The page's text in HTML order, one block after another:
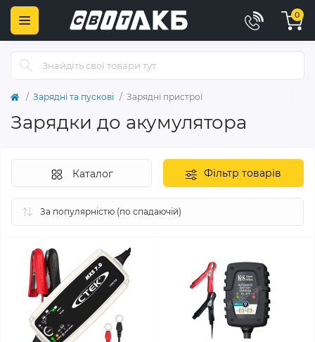
0
Зарядні та пускові Зарядні пристрої
Зарядки до акумулятора
Фільтр товарів
Каталог